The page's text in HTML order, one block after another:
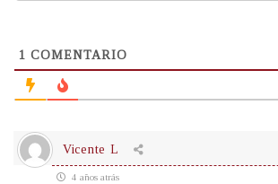
1 COMENTARIO
Vicente L
4 años atrás